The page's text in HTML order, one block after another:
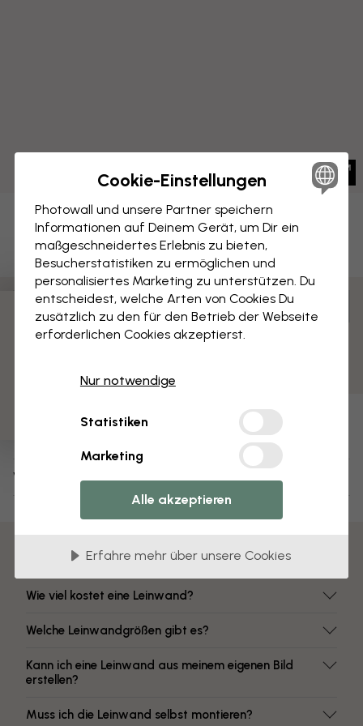
Hallo Herbst
LEINWANDBILD Speichern
Anpassen und bestellen
Vormontiert und bereit zum Aufhängen
Versand und Retouren
Häufig gestellte Fragen
Wie viel kostet eine Leinwand?
Welche Leinwandgrößen gibt es?
Kann ich eine Leinwand aus meinem eigenen Bild
erstellen?
Muss ich die Leinwand selbst montieren?
Cookie-Einstellungen
Photowall und unsere Partner speichern
Informationen auf Deinem Gerät, um Dir ein
maßgeschneidertes Erlebnis zu bieten,
Besucherstatistiken zu ermöglichen und
personalisiertes Marketing zu unterstützen. Du
entscheidest, welche Arten von Cookies Du
zusätzlich zu den für den Betrieb der Webseite
erforderlichen Cookies akzeptierst.
Nur notwendige
Statistiken
Marketing
Alle akzeptieren
Erfahre mehr über unsere Cookies